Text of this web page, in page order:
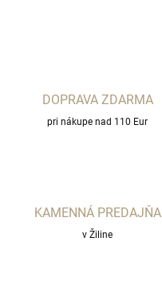
DOPRAVA ZDARMA
pri nákupe nad 110 Eur
KAMENNÁ PREDAJŇA
v Žiline